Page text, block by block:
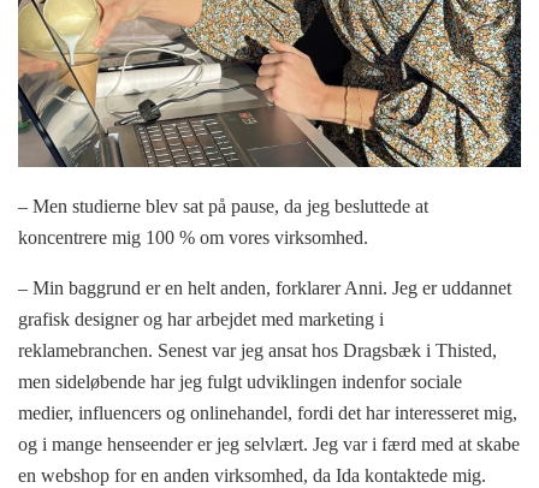
– Men studierne blev sat på pause, da jeg besluttede at
koncentrere mig 100 % om vores virksomhed.
– Min baggrund er en helt anden, forklarer Anni. Jeg er uddannet
grafisk designer og har arbejdet med marketing i
reklamebranchen. Senest var jeg ansat hos Dragsbæk i Thisted,
men sideløbende har jeg fulgt udviklingen indenfor sociale
medier, influencers og onlinehandel, fordi det har interesseret mig,
og i mange henseender er jeg selvlært. Jeg var i færd med at skabe
en webshop for en anden virksomhed, da Ida kontaktede mig.